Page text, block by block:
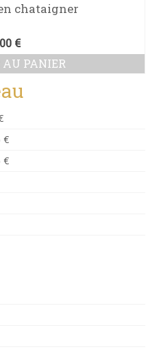
chataigner
€
AU PANIER
€
€